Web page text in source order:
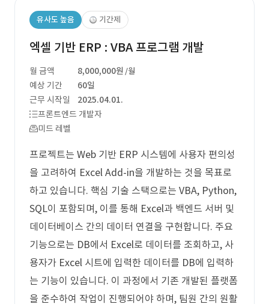
유사도 높음 기간제
엑셀 기반 ERP : VBA 프로그램 개발
월 금액 8,000,000원 /월
예상 기간
60일
근무 시작일
2025.04.01.
프론트엔드 개발자
미드 레벨
프로젝트는 Web 기반 ERP 시스템에 사용자 편의성
을 고려하여 Excel Add-in을 개발하는 것을 목표로
하고 있습니다. 핵심 기술 스택으로는 VBA, Python,
SQL이 포함되며, 이를 통해 Excel과 백엔드 서버 및
데이터베이스 간의 데이터 연결을 구현합니다. 주요
기능으로는 DB에서 Excel로 데이터를 조회하고, 사
용자가 Excel 시트에 입력한 데이터를 DB에 입력하
는 기능이 있습니다. 이 과정에서 기존 개발된 플랫폼
을 준수하여 작업이 진행되어야 하며, 팀원 간의 원활